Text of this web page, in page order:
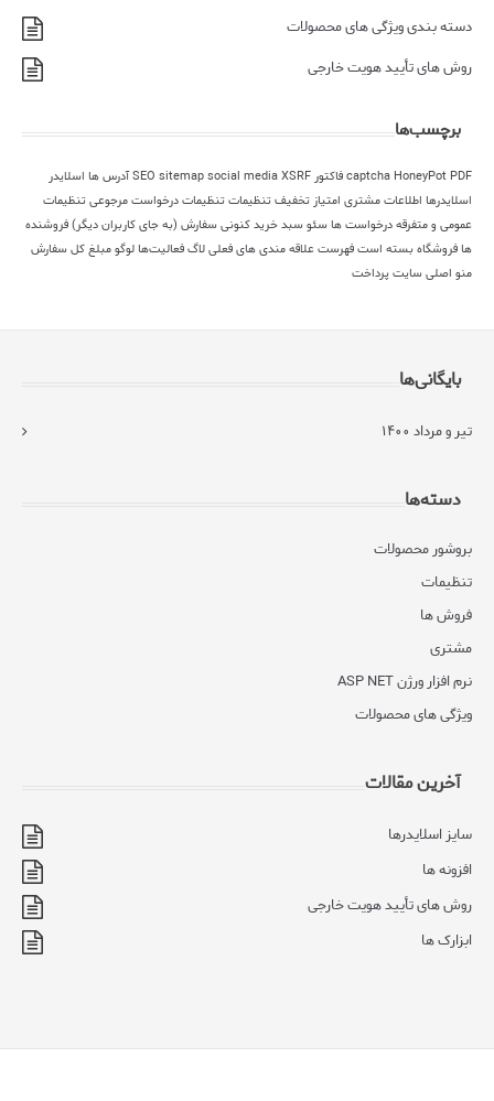
دسته بندی ویژگی های محصولات
روش های تأیید هویت خارجی
برچسب‌ها
captcha HoneyPot PDF فاکتور SEO sitemapsocial mediaXSRF آدرس ها اسلایدر
اسلایدرها اطلاعات مشتری امتیاز تخفیفتنظیماتتنظیمات درخواست مرجوعیتنظیمات
عمومی و متفرقهدرخواست هاسئوسبد خرید کنونیسفارش (به جای کاربران دیگر)فروشنده
هافروشگاه بسته استفهرست علاقه مندی های فعلیلاگ فعالیت‌هالوگومبلغ کل سفارش
منو اصلی سایتپرداخت
بایگانی‌ها
تیر و مرداد ۱۴۰۰
دسته‌ها
بروشور محصولات
تنظیمات
فروش ها
مشتری
نرم افزار ورژن ASP NET
ویژگی های محصولات
آخرین مقالات
سایز اسلایدرها
افزونه ها
روش های تأیید هویت خارجی
ابزارک ها